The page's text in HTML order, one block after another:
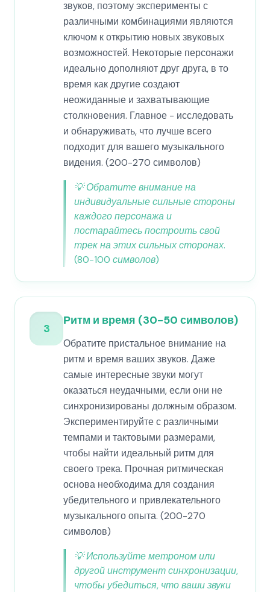
звуков, поэтому эксперименты с
различными комбинациями являются
ключом к открытию новых звуковых
возможностей. Некоторые персонажи
идеально дополняют друг друга, в то
время как другие создают
неожиданные и захватывающие
столкновения. Главное - исследовать
и обнаруживать, что лучше всего
подходит для вашего музыкального
видения. (200-270 символов)
💡Обратите внимание на
индивидуальные сильные стороны
каждого персонажа и
постарайтесь построить свой
трек на этих сильных сторонах.
(80-100 символов)
3
Ритм и время (30-50 символов)
Обратите пристальное внимание на
ритм и время ваших звуков. Даже
самые интересные звуки могут
оказаться неудачными, если они не
синхронизированы должным образом.
Экспериментируйте с различными
темпами и тактовыми размерами,
чтобы найти идеальный ритм для
своего трека. Прочная ритмическая
основа необходима для создания
убедительного и привлекательного
музыкального опыта. (200-270
символов)
💡Используйте метроном или
другой инструмент синхронизации,
чтобы убедиться, что ваши звуки